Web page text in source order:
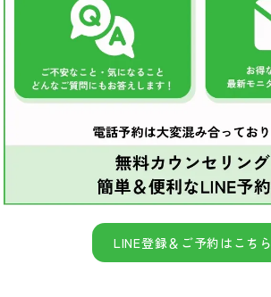
LINE登録＆ご予約はこちら